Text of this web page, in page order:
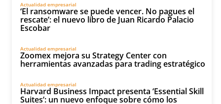
Actualidad empresarial
‘El ransomware se puede vencer. No pagues el
rescate’: el nuevo libro de Juan Ricardo Palacio
Escobar
Actualidad empresarial
Zoomex mejora su Strategy Center con
herramientas avanzadas para trading estratégico
Actualidad empresarial
Harvard Business Impact presenta ‘Essential Skill
Suites’: un nuevo enfoque sobre cómo los